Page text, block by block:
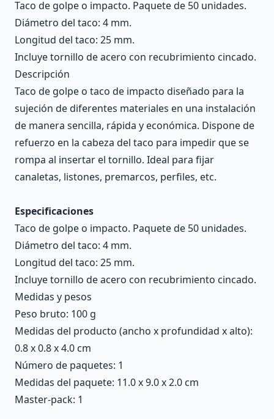
Taco de golpe o impacto. Paquete de 50 unidades.
Diámetro del taco: 4 mm.
Longitud del taco: 25 mm.
Incluye tornillo de acero con recubrimiento cincado.
Descripción
Taco de golpe o taco de impacto diseñado para la
sujeción de diferentes materiales en una instalación
de manera sencilla, rápida y económica. Dispone de
refuerzo en la cabeza del taco para impedir que se
rompa al insertar el tornillo. Ideal para fijar
canaletas, listones, premarcos, perfiles, etc.
Especificaciones
Taco de golpe o impacto. Paquete de 50 unidades.
Diámetro del taco: 4 mm.
Longitud del taco: 25 mm.
Incluye tornillo de acero con recubrimiento cincado.
Medidas y pesos
Peso bruto: 100 g
Medidas del producto (ancho x profundidad x alto):
0.8 x 0.8 x 4.0 cm
Número de paquetes: 1
Medidas del paquete: 11.0 x 9.0 x 2.0 cm
Master-pack: 1